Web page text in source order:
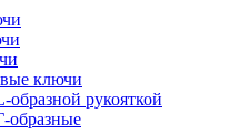
ключи
рукояткой